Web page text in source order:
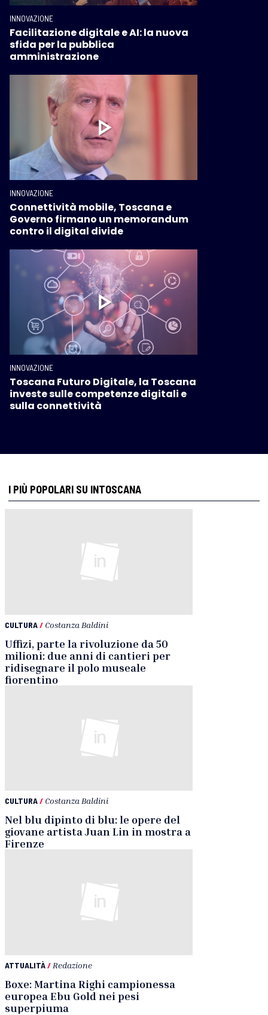
INNOVAZIONE
Facilitazione digitale e AI: la nuova
sfida per la pubblica
amministrazione
INNOVAZIONE
Connettività mobile, Toscana e
Governo firmano un memorandum
contro il digital divide
INNOVAZIONE
Toscana Futuro Digitale, la Toscana
investe sulle competenze digitali e
sulla connettività
I PIÙ POPOLARI SU INTOSCANA
CULTURA/ Costanza Baldini
Uffizi, parte la rivoluzione da 50
milioni: due anni di cantieri per
ridisegnare il polo museale
fiorentino
CULTURA/ Costanza Baldini
Nel blu dipinto di blu: le opere del
giovane artista Juan Lin in mostra a
Firenze
ATTUALITÀ/ Redazione
Boxe: Martina Righi campionessa
europea Ebu Gold nei pesi
superpiuma